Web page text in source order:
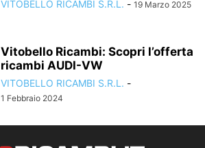
VITOBELLO RICAMBI S.R.L. - 19 Marzo 2025
Vitobello Ricambi: Scopri l’offerta
ricambi AUDI-VW
VITOBELLO RICAMBI S.R.L. -
1 Febbraio 2024